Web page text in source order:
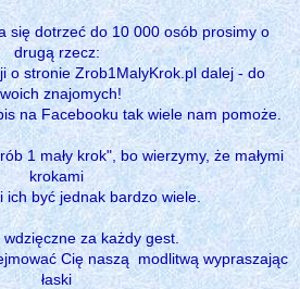
się dotrzeć do 10 000 osób prosimy o
drugą rzecz:
o stronie Zrob1MalyKrok.pl dalej - do
znajomych!
na Facebooku tak wiele nam pomoże.
1 mały krok", bo wierzymy, że małymi
krokami
ich być jednak bardzo wiele.
za każdy gest.
Cię naszą modlitwą wypraszając
łaski